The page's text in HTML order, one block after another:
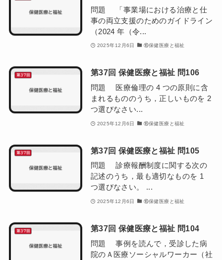
問題 「事業場における治療と仕
事の両立支援のためのガイドライン
（2024 年（令...
2025年12月6日 ⑯保健医療と福祉
第37回 保健医療と福祉 問106
問題 医療倫理の 4 つの原則に含
まれるもののうち，正しいものを 2
つ選びなさい...
2025年12月6日 ⑯保健医療と福祉
第37回 保健医療と福祉 問105
問題 診療報酬制度に関する次の
記述のうち，最も適切なものを 1
つ選びなさい。 ...
2025年12月6日 ⑯保健医療と福祉
第37回 保健医療と福祉 問104
問題 事例を読んで，受診した病
院のＡ医療ソーシャルワーカー（社